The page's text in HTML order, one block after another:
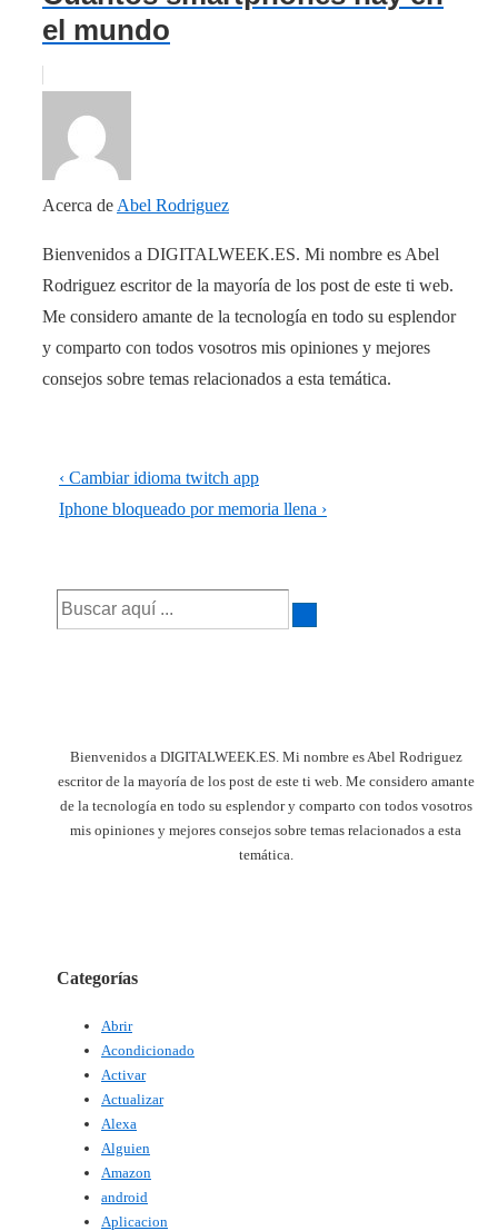
el mundo
Acerca de Abel Rodriguez
Bienvenidos a DIGITALWEEK.ES. Mi nombre es Abel
Rodriguez escritor de la mayoría de los post de este ti web.
Me considero amante de la tecnología en todo su esplendor
y comparto con todos vosotros mis opiniones y mejores
consejos sobre temas relacionados a esta temática.
Navegación
de
La
entrada
‹ Cambiar idioma twitch app
La
es
Iphone bloqueado por memoria llena ›
Buscar
por:
Bienvenidos a DIGITALWEEK.ES. Mi nombre es Abel Rodriguez
escritor de la mayoría de los post de este ti web. Me considero amante
de la tecnología en todo su esplendor y comparto con todos vosotros
mis opiniones y mejores consejos sobre temas relacionados a esta
temática.
Categorías
Abrir
Acondicionado
Activar
Actualizar
Alexa
Alguien
Amazon
android
Aplicacion